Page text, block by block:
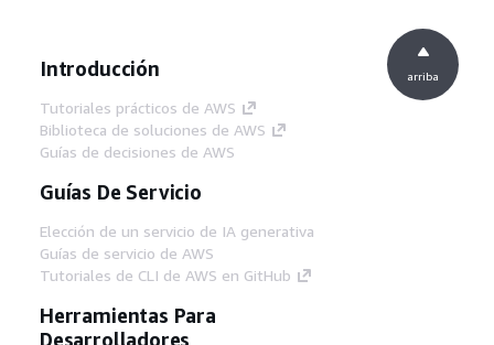
Introducción
Tutoriales prácticos de AWS
Biblioteca de soluciones de AWS
Guías de decisiones de AWS
Guías De Servicio
Elección de un servicio de IA generativa
Guías de servicio de AWS
Tutoriales de CLI de AWS en GitHub
Herramientas Para
Desarrolladores
arriba